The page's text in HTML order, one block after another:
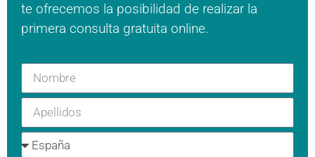
te ofrecemos la posibilidad de realizar la
primera consulta gratuita online.